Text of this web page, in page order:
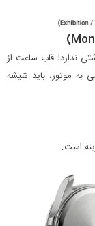
ندارد! قاب ساعت از
موتور، باید شیشه
است.